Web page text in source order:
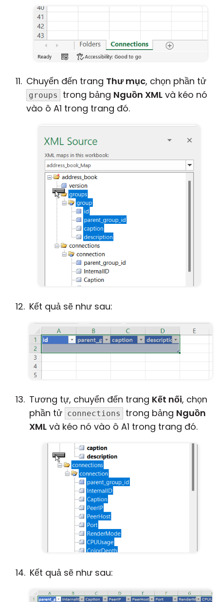
Chuyển đến trang Thư mục, chọn phần tử
groups trong bảng Nguồn XML và kéo nó
vào ô A1 trong trang đó.
Kết quả sẽ như sau:
Tương tự, chuyển đến trang Kết nối, chọn
phần tử connections trong bảng Nguồn
XML và kéo nó vào ô A1 trong trang đó.
Kết quả sẽ như sau: